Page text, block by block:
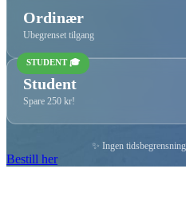
Ordinær
Ubegrenset tilgang
STUDENT 🎓
Student
Spare 250 kr!
✨ Ingen
Bestill her